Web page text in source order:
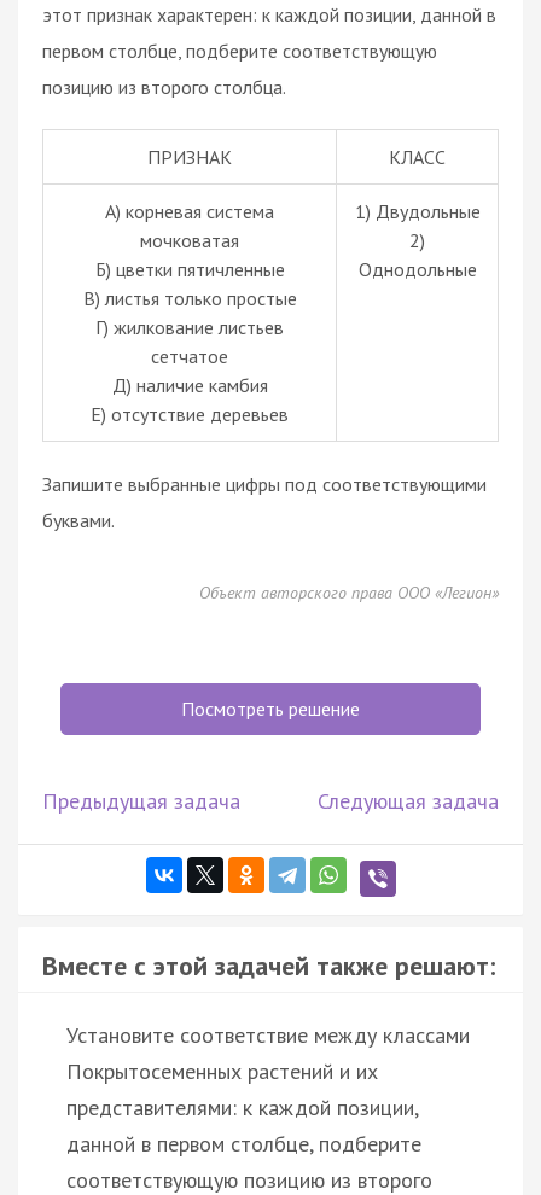
этот признак характерен: к каждой позиции, данной в
первом столбце, подберите соответствующую
позицию из второго столбца.
ПРИЗНАК КЛАСС
А) корневая система
мочковатая
Б) цветки пятичленные
В) листья только простые
Г) жилкование листьев
сетчатое
Д) наличие камбия
Е) отсутствие деревьев
1) Двудольные
2)
Однодольные
Запишите выбранные цифры под соответствующими
буквами.
Объект авторского права ООО «Легион»
Посмотреть решение
Предыдущая задача Следующая задача
Вместе с этой задачей также решают:
Установите соответствие между классами
Покрытосеменных растений и их
представителями: к каждой позиции,
данной в первом столбце, подберите
соответствующую позицию из второго